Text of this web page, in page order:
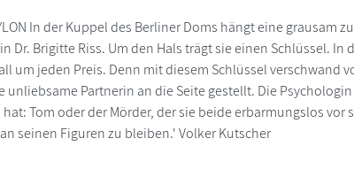
In der Kuppel des Berliner Doms hängt eine
Dr. Brigitte Riss. Um den Hals trägt sie einen Schlüssel. In
um jeden Preis. Denn mit diesem Schlüssel verschwand
unliebsame Partnerin an die Seite gestellt. Die
Tom oder der Mörder, der sie beide erbarmungslos vor
seinen Figuren zu bleiben.' Volker Kutscher